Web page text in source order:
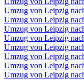
Umzug von Leipzig
Umzug von Leipzig
Umzug von Leipzig
Umzug von Leipzig
Umzug von Leipzig
Umzug von Leipzig
Umzug von Leipzig
Umzug von Leipzig